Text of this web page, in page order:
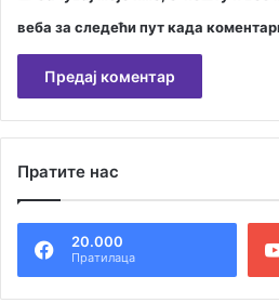
веба за следећи пут када
т
н
Пратите нас
20.000
Пратилаца